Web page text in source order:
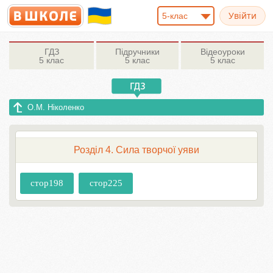
5-клас
ГДЗ
5 клас
Підручники
5 клас
Відеоуроки
5 клас
О.М. Ніколенко
Розділ 4. Сила творчої уяви
стор198 стор225